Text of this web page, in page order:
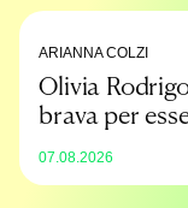
ARIANNA COLZI
Olivia
brava per
07.08.2026